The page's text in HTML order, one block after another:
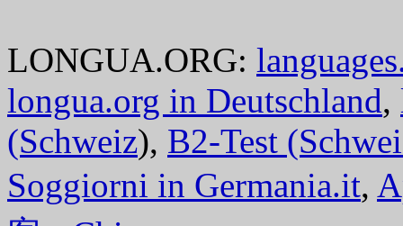
LONGUA.ORG:
longua.org in Deutschland,
(Schweiz), B2-Test
Soggiorni in Germania.it,